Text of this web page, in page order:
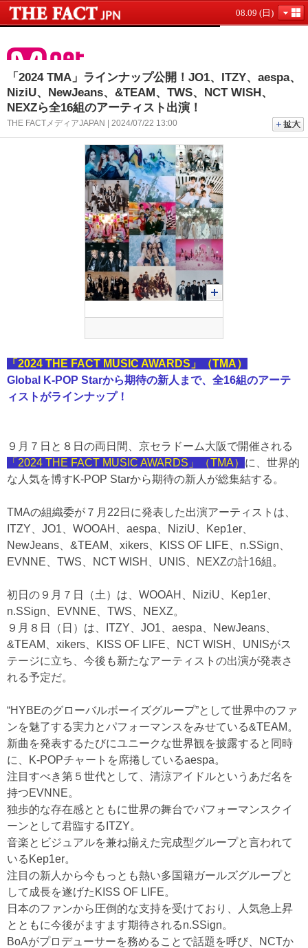
08.09 (日)
「2024 TMA」ラインナップ公開！JO1、ITZY、aespa、
NiziU、NewJeans、&TEAM、TWS、NCT WISH、
NEXZら全16組のアーティスト出演！
THE FACTメディアJAPAN | 2024/07/22 13:00
「2024 THE FACT MUSIC AWARDS」（TMA）
Global K-POP Starから期待の新人まで、全16組のアーテ
ィストがラインナップ！
９月７日と８日の両日間、京セラドーム大阪で開催される
「2024 THE FACT MUSIC AWARDS」（TMA） に、世界的
な人気を博すK-POP Starから期待の新人が総集結する。
TMAの組織委が７月22日に発表した出演アーティストは、
ITZY、JO1、WOOAH、aespa、NiziU、Kep1er、
NewJeans、&TEAM、xikers、KISS OF LIFE、n.SSign、
EVNNE、TWS、NCT WISH、UNIS、NEXZの計16組。
初日の９月７日（土）は、WOOAH、NiziU、Kep1er、
n.SSign、EVNNE、TWS、NEXZ。
９月８日（日）は、ITZY、JO1、aespa、NewJeans、
&TEAM、xikers、KISS OF LIFE、NCT WISH、UNISがス
テージに立ち、今後も新たなアーティストの出演が発表さ
れる予定だ。
“HYBEのグローバルボーイズグループ”として世界中のファ
ンを魅了する実力とパフォーマンスをみせている&TEAM。
新曲を発表するたびにユニークな世界観を披露すると同時
に、K-POPチャートを席捲しているaespa。
注目すべき第５世代として、清涼アイドルというあだ名を
持つEVNNE。
独歩的な存在感とともに世界の舞台でパフォーマンスクイ
ーンとして君臨するITZY。
音楽とビジュアルを兼ね揃えた完成型グループと言われて
いるKep1er。
注目の新人から今もっとも熱い多国籍ガールズグループと
して成長を遂げたKISS OF LIFE。
日本のファンから圧倒的な支持を受けており、人気急上昇
とともに今後がますます期待されるn.SSign。
BoAがプロデューサーを務めることで話題を呼び、NCTか